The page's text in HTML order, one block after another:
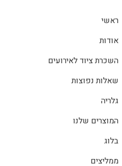
ראשי
אודות
השכרת ציוד לאירועים
שאלות נפוצות
גלריה
המוצרים שלנו
בלוג
ממליצים